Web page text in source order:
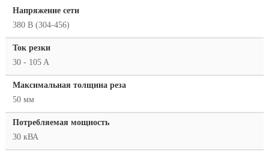
Напряжение сети
380 В (304-456)
Ток резки
30 - 105 A
Максимальная толщина реза
50 мм
Потребляемая мощность
30 кВА